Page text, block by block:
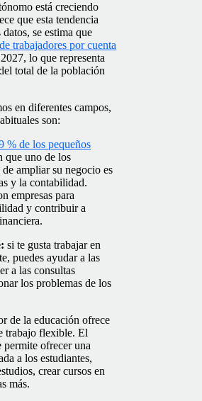
está creciendo
que esta tendencia
se estima que
trabajadores por cuenta
lo que representa
total de la población
en diferentes campos,
son:
% de los pequeños
que uno de los
ampliar su negocio es
y la contabilidad.
empresas para
y contribuir a
si te gusta trabajar en
puedes ayudar a las
a las consultas
los problemas de los
de la educación ofrece
trabajo flexible. El
permite ofrecer una
a los estudiantes,
crear cursos en
más.